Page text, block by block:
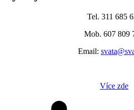
Tel. 311 685
Mob. 607 809
Email:
Více zde